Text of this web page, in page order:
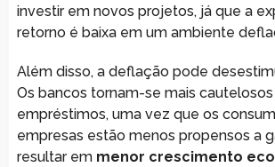
investir em novos projetos, já que a
retorno é baixa em um ambiente
Além disso, a deflação pode
Os bancos tornam-se mais
empréstimos, uma vez que os
empresas estão menos propensos a
resultar em menor crescimento